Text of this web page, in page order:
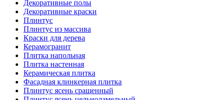
Декоративные полы
Декоративные краски
Плинтус
Плинтус из массива
Краски для дерева
Керамогранит
Плитка напольная
Плитка настенная
Керамическая плитка
Фасадная клинкерная плитка
Плинтус ясень сращенный